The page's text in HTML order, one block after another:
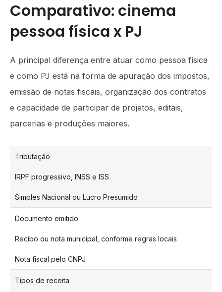
Comparativo: cinema
pessoa física x PJ
A principal diferença entre atuar como pessoa física
e como PJ está na forma de apuração dos impostos,
emissão de notas fiscais, organização dos contratos
e capacidade de participar de projetos, editais,
parcerias e produções maiores.
Tributação
IRPF progressivo, INSS e ISS
Simples Nacional ou Lucro Presumido
Documento emitido
Recibo ou nota municipal, conforme regras locais
Nota fiscal pelo CNPJ
Tipos de receita